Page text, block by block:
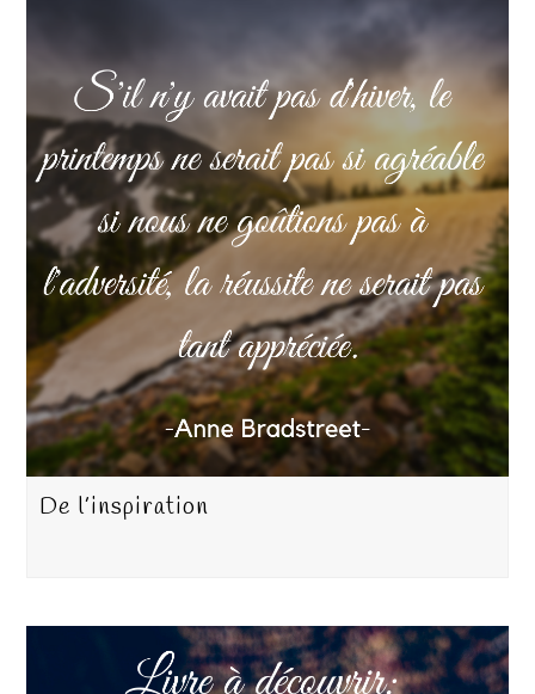
De l’inspiration